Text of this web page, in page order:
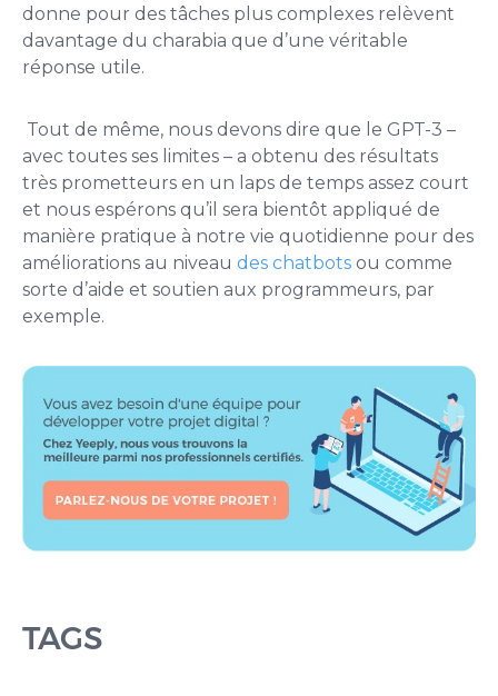
donne pour des tâches plus complexes relèvent
davantage du charabia que d’une véritable
réponse utile.
Tout de même, nous devons dire que le GPT-3 –
avec toutes ses limites – a obtenu des résultats
très prometteurs en un laps de temps assez court
et nous espérons qu’il sera bientôt appliqué de
manière pratique à notre vie quotidienne pour des
améliorations au niveau des chatbots ou comme
sorte d’aide et soutien aux programmeurs, par
exemple.
TAGS